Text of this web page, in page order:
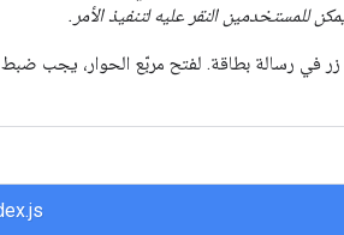
للمستخدمين النقر عليه لتنفيذ الأمر.
زر في رسالة بطاقة. لفتح مربّع الحوار، يجب